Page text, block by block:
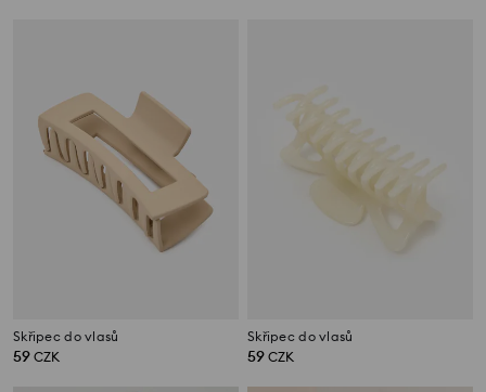
Skřipec do vlasů
59 CZK
Skřipec do vlasů
59 CZK